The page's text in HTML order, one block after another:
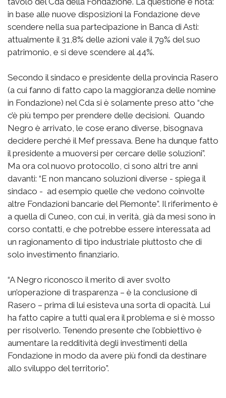
in base alle nuove disposizioni la Fondazione deve
scendere nella sua partecipazione in Banca di Asti:
attualmente il 31,8% delle azioni vale il 79% del suo
patrimonio, e si deve scendere al 44%.
Secondo il sindaco e presidente della provincia Rasero
(a cui fanno di fatto capo la maggioranza delle nomine
in Fondazione) nel Cda si è solamente preso atto “che
c’è più tempo per prendere delle decisioni. Quando
Negro è arrivato, le cose erano diverse, bisognava
decidere perché il Mef pressava. Bene ha dunque fatto
il presidente a muoversi per cercare delle soluzioni”.
Ma ora col nuovo protocollo, ci sono altri tre anni
davanti: “E non mancano soluzioni diverse - spiega il
sindaco - ad esempio quelle che vedono coinvolte
altre Fondazioni bancarie del Piemonte”. Il riferimento è
a quella di Cuneo, con cui, in verità, già da mesi sono in
corso contatti, e che potrebbe essere interessata ad
un ragionamento di tipo industriale piuttosto che di
solo investimento finanziario.
“A Negro riconosco il merito di aver svolto
un’operazione di trasparenza – è la conclusione di
Rasero – prima di lui esisteva una sorta di opacità. Lui
ha fatto capire a tutti qual era il problema e si è mosso
per risolverlo. Tenendo presente che l’obbiettivo è
aumentare la redditività degli investimenti della
Fondazione in modo da avere più fondi da destinare
allo sviluppo del territorio”.